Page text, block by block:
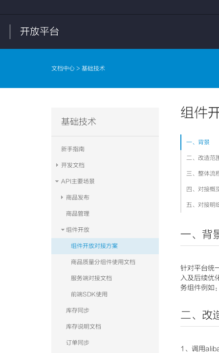
开放平台
文档中心 > 基础技术
基础技术
新手指南
开发文档
API主要场景
商品发布
商品管理
组件开放
组件开放对接方案
商品质量分组件使用文档
服务端对接文档
前端SDK使用
库存同步
库存说明文档
订单同步
组件
一、背景
二、改造范
三、整体流
四、对接概
五、对接明
一、背
针对平台统
入及后续优
务组件例如
二、改
1、调用